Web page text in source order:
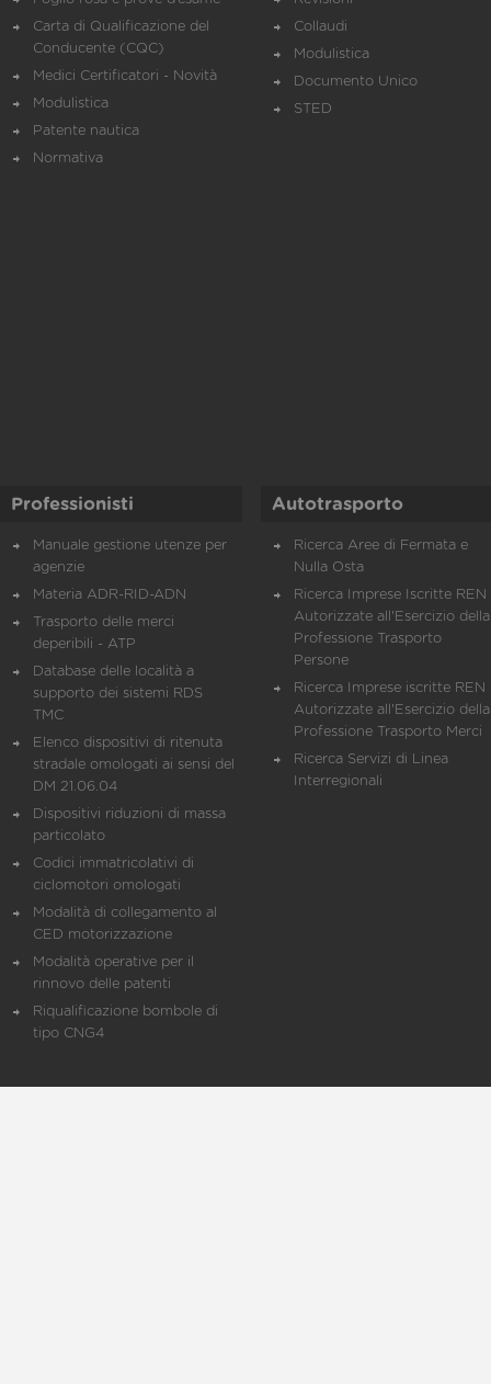
Carta di Qualificazione del
Conducente (CQC)
Medici Certificatori - Novità
Modulistica
Patente nautica
Normativa
Collaudi
Modulistica
Documento Unico
STED
Professionisti
Manuale gestione utenze per
agenzie
Materia ADR-RID-ADN
Trasporto delle merci
deperibili - ATP
Database delle località a
supporto dei sistemi RDS
TMC
Elenco dispositivi di ritenuta
stradale omologati ai sensi del
DM 21.06.04
Dispositivi riduzioni di massa
particolato
Codici immatricolativi di
ciclomotori omologati
Modalità di collegamento al
CED motorizzazione
Modalità operative per il
rinnovo delle patenti
Riqualificazione bombole di
tipo CNG4
Autotrasporto
Ricerca Aree di Fermata e
Nulla Osta
Ricerca Imprese Iscritte REN
Autorizzate all'Esercizio della
Professione Trasporto
Persone
Ricerca Imprese iscritte REN
Autorizzate all'Esercizio della
Professione Trasporto Merci
Ricerca Servizi di Linea
Interregionali